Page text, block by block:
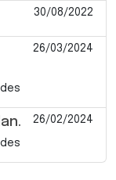
30/08/2022
26/03/2024
26/02/2024